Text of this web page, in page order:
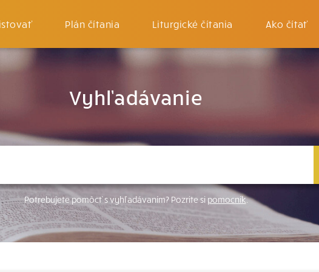
Plán čítania Liturgické čítania Ako čítať
Vyhľadávanie
Potrebujete pomôcť s vyhľadávaním? Pozrite si pomocník.